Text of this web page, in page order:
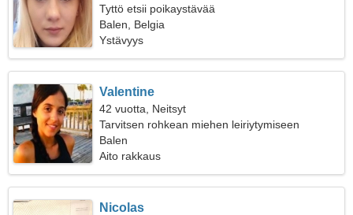
Tyttö etsii poikaystävää
Balen, Belgia
Ystävyys
Valentine
42 vuotta, Neitsyt
Tarvitsen rohkean miehen leiriytymiseen
Balen
Aito rakkaus
Nicolas